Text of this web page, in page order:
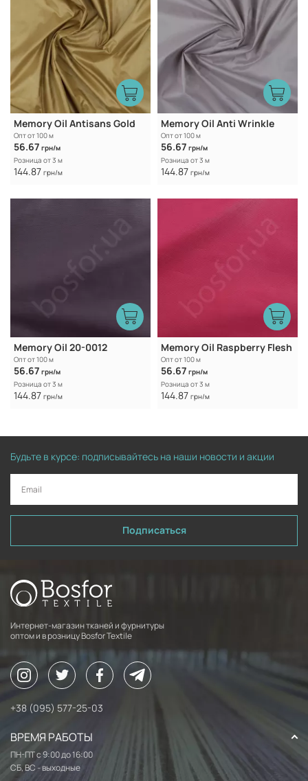
Memory Oil Antisans Gold
Опт от 100 м
56.67 грн/м
Розница от 3 м
144.87 грн/м
Memory Oil Anti Wrinkle
Опт от 100 м
56.67 грн/м
Розница от 3 м
144.87 грн/м
Memory Oil 20-0012
Опт от 100 м
56.67 грн/м
Розница от 3 м
144.87 грн/м
Memory Oil Raspberry Flesh
Опт от 100 м
56.67 грн/м
Розница от 3 м
144.87 грн/м
Будьте в курсе: подписывайтесь на наши новости и акции
Подписаться
Интернет-магазин тканей и фурнитуры
оптом и в розницу Bosfor Textile
+38 (095) 577-25-03
ВРЕМЯ РАБОТЫ
ПН-ПТ с 9:00 до 16:00
СБ, ВС - выходные